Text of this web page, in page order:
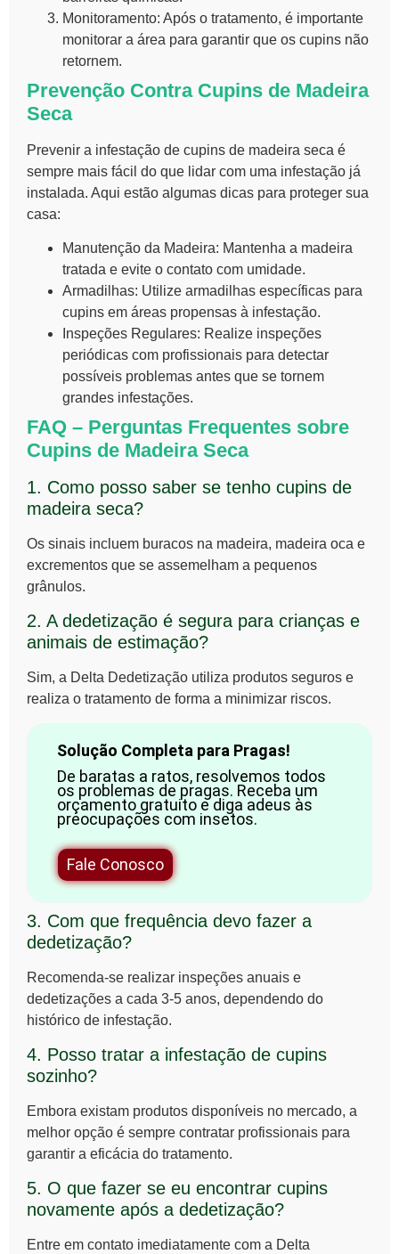
Monitoramento: Após o tratamento, é importante
monitorar a área para garantir que os cupins não
retornem.
Prevenção Contra Cupins de Madeira
Seca
Prevenir a infestação de cupins de madeira seca é
sempre mais fácil do que lidar com uma infestação já
instalada. Aqui estão algumas dicas para proteger sua
casa:
Manutenção da Madeira: Mantenha a madeira
tratada e evite o contato com umidade.
Armadilhas: Utilize armadilhas específicas para
cupins em áreas propensas à infestação.
Inspeções Regulares: Realize inspeções
periódicas com profissionais para detectar
possíveis problemas antes que se tornem
grandes infestações.
FAQ – Perguntas Frequentes sobre
Cupins de Madeira Seca
1. Como posso saber se tenho cupins de
madeira seca?
Os sinais incluem buracos na madeira, madeira oca e
excrementos que se assemelham a pequenos
grânulos.
2. A dedetização é segura para crianças e
animais de estimação?
Sim, a Delta Dedetização utiliza produtos seguros e
realiza o tratamento de forma a minimizar riscos.
Solução Completa para Pragas!
De baratas a ratos, resolvemos todos
os problemas de pragas. Receba um
orçamento gratuito e diga adeus às
preocupações com insetos.
Fale Conosco
3. Com que frequência devo fazer a
dedetização?
Recomenda-se realizar inspeções anuais e
dedetizações a cada 3-5 anos, dependendo do
histórico de infestação.
4. Posso tratar a infestação de cupins
sozinho?
Embora existam produtos disponíveis no mercado, a
melhor opção é sempre contratar profissionais para
garantir a eficácia do tratamento.
5. O que fazer se eu encontrar cupins
novamente após a dedetização?
Entre em contato imediatamente com a Delta